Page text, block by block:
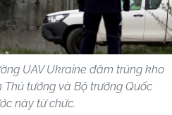
UAV Ukraine đâm trúng kho
tướng và Bộ trưởng Quốc
này từ chức.